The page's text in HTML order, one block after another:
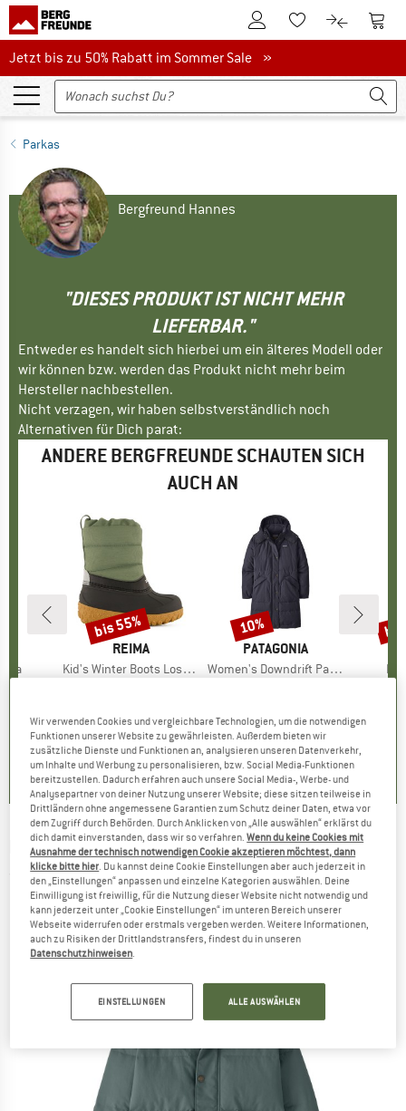
Zum KundenkontoZum Merkzettel.
Zum Zum
Jetzt bis zu 50% Rabatt im Sommer Sale
Jetzt bis zu 50% Rabatt im Sommer Sale »
Parkas
Bergfreund Hannes
"DIESES PRODUKT IST NICHT MEHR
LIEFERBAR."
Entweder es handelt sich hierbei um ein älteres Modell oder
wir können bzw. werden das Produkt nicht mehr beim
Hersteller nachbestellen.
Nicht verzagen, wir haben selbstverständlich noch
Alternativen für Dich parat:
ANDERE BERGFREUNDE SCHAUTEN SICH
AUCH AN
7
)
MARKE
REIMA
Artikel
Kid's Winter Boots Loskari
CHF 31.48
5.0(1)
Rabatt
bis 55%
MARKE
PATAGONIA
Artikel
Women's Downdrift Parka
CHF 395.06
4.7(16)
Rabatt
10%
PATAGONIA -Kid's Downdrift Parka - Parka
(0)
Wir verwenden Cookies und vergleichbare Technologien, um die notwendigen
Funktionen unserer Website zu gewährleisten. Außerdem bieten wir
zusätzliche Dienste und Funktionen an, analysieren unseren Datenverkehr,
um Inhalte und Werbung zu personalisieren, bzw. Social Media-Funktionen
bereitzustellen. Dadurch erfahren auch unsere Social Media-, Werbe- und
Analysepartner von deiner Nutzung unserer Website; diese sitzen teilweise in
Drittländern ohne angemessene Garantien zum Schutz deiner Daten, etwa vor
dem Zugriff durch Behörden. Durch Anklicken von „Alle auswählen“ erklärst du
dich damit einverstanden, dass wir so verfahren.Wenn du keine Cookies mit
Ausnahme der technisch notwendigen Cookie akzeptieren möchtest, dann
klicke bitte hier. Du kannst deine Cookie Einstellungen aber auch jederzeit in
den „Einstellungen“ anpassen und einzelne Kategorien auswählen. Deine
Einwilligung ist freiwillig, für die Nutzung dieser Website nicht notwendig und
kann jederzeit unter „Cookie Einstellungen“ im unteren Bereich unserer
Webseite widerrufen oder erstmals vergeben werden. Weitere Informationen,
auch zu Risiken der Drittlandstransfers, findest du in unseren
Datenschutzhinweisen.
EINSTELLUNGEN ALLE AUSWÄHLEN